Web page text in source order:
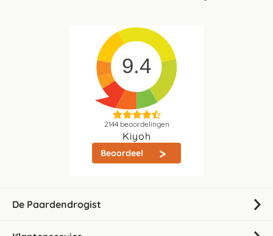
9.4
2144beoordelingen
Kiyoh
Beoordeel
De Paardendrogist